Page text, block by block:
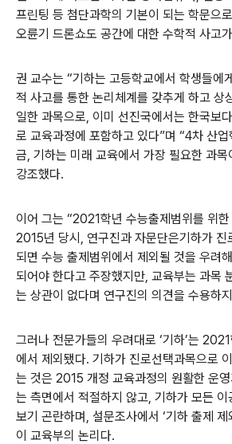
프린팅 등 첨단과학의 기본이 되는 학문으
오륜기 드론쇼도 공간에 대한 수학적 사고
권 교수는 “기하는 고등학교에서 학생들에
적 사고를 통한 논리체계를 갖추게 하고 상
일한 과목으로, 이미 선진국에서는 한국보
로 교육과정에 포함하고 있다”며 “4차 산업
금, 기하는 미래 교육에서 가장 필요한 과
강조했다.
이어 그는 “2021학년 수능출제범위를 위
2015년 당시, 연구진과 자문단은기하가 진
되면 수능 출제범위에서 제외될 것을 우려
되어야 한다고 주장했지만, 교육부는 과목
는 상관이 없다며 연구진의 의견을 수용하
그러나 전문가들의 우려대로 ‘기하’는
에서 제외됐다. 기하가 진로선택과목으로
는 것은 2015 개정 교육과정의 원활한 운
는 측면에서 적절하지 않고, 기하가 모든
보기 곤란하며, 설문조사에서 ‘기하 출제 제
이 교육부의 논리다.